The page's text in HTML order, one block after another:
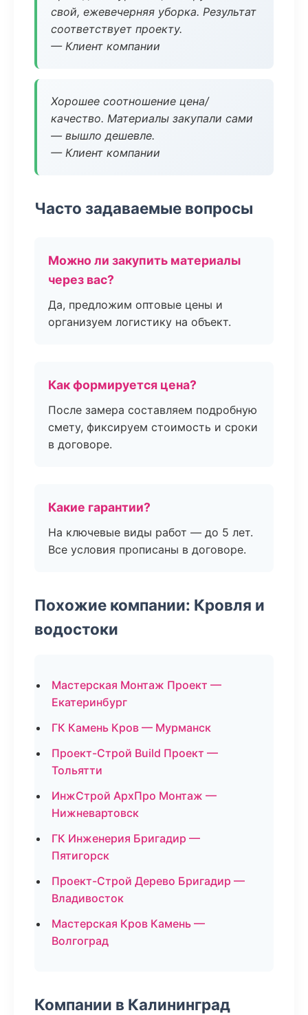
свой, ежевечерняя уборка. Результат
соответствует проекту.
— Клиент компании
Хорошее соотношение цена/
качество. Материалы закупали сами
— вышло дешевле.
— Клиент компании
Часто задаваемые вопросы
Можно ли закупить материалы
через вас?
Да, предложим оптовые цены и
организуем логистику на объект.
Как формируется цена?
После замера составляем подробную
смету, фиксируем стоимость и сроки
в договоре.
Какие гарантии?
На ключевые виды работ — до 5 лет.
Все условия прописаны в договоре.
Похожие компании: Кровля и
водостоки
Мастерская Монтаж Проект —
Екатеринбург
ГК Камень Кров — Мурманск
Проект-Строй Build Проект —
Тольятти
ИнжСтрой АрхПро Монтаж —
Нижневартовск
ГК Инженерия Бригадир —
Пятигорск
Проект-Строй Дерево Бригадир —
Владивосток
Мастерская Кров Камень —
Волгоград
Компании в Калининград